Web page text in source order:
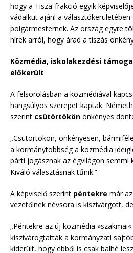
hogy a Tisza-frakció egyik
vádalkut ajánl a
polgármesternek. Az ország egyre
hírek arról, hogy árad a tiszás
Közmédia, iskolakezdési
előkerült
A felsorolásban a közmédiával
hangsúlyos szerepet kaptak.
szerint csütörtökön önkényes
„Csütörtökön, önkényesen,
a kormánytöbbség a közmédia
párti jogásznak az égvilágon semmi
Kiváló választásnak tűnik.”
A képviselő szerint péntekre már
vezetőinek névsora is kiszivárgott,
„Péntekre az új közmédia
kiszivárogtatták a kormányzati
kiderült, hogy ebből is csak balhé